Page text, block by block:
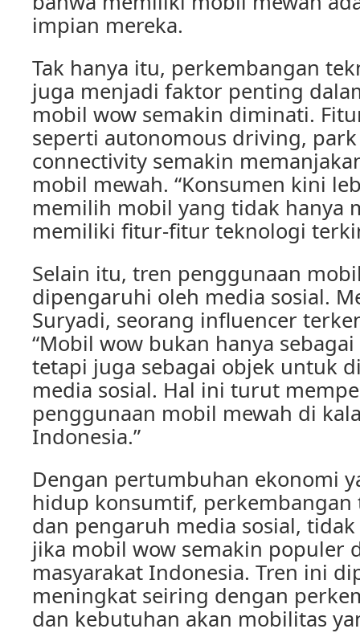
impian mereka.
Tak hanya itu, perkembangan
juga menjadi faktor penting
mobil wow semakin diminati.
seperti autonomous driving, park
connectivity semakin
mobil mewah. “Konsumen kini
memilih mobil yang tidak hanya
memiliki fitur-fitur teknologi
Selain itu, tren penggunaan
dipengaruhi oleh media sosial.
Suryadi, seorang influencer
“Mobil wow bukan hanya
tetapi juga sebagai objek untuk
media sosial. Hal ini turut
penggunaan mobil mewah di
Indonesia.”
Dengan pertumbuhan ekonomi
hidup konsumtif,
dan pengaruh media sosial,
jika mobil wow semakin populer
masyarakat Indonesia. Tren ini
meningkat seiring dengan
dan kebutuhan akan mobilitas